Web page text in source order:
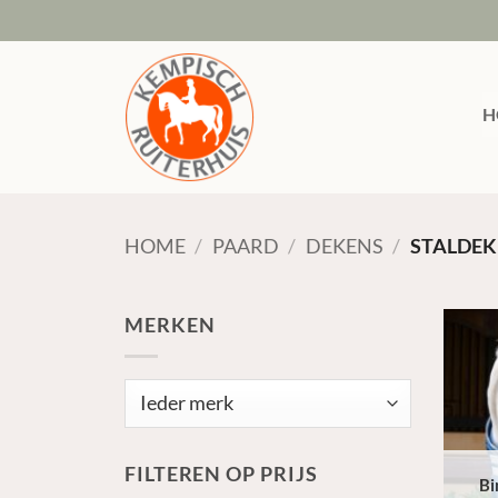
naar
HOME / PAARD / DEKENS /
MERKEN
FILTEREN OP PRIJS